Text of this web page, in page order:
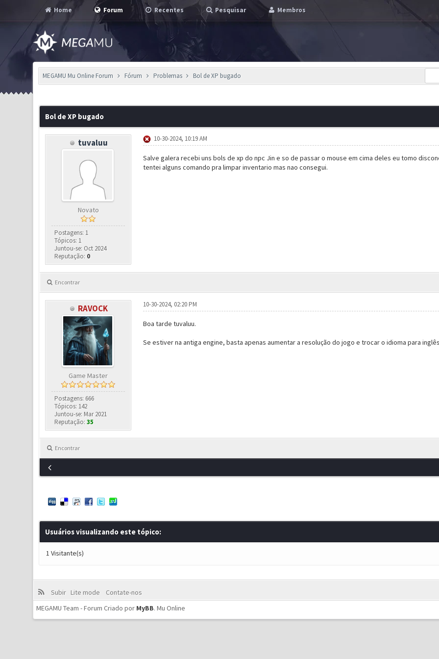
Home Forum Recentes Pesquisar Membros
MEGAMU Mu Online Forum Fórum Problemas Bol de XP bugado
Bol de XP bugado
tuvaluu
Novato
Postagens: 1
Tópicos: 1
Juntou-se: Oct 2024
Reputação: 0
10-30-2024, 10:19 AM
Salve galera recebi uns bols de xp do npc Jin e so de passar o mouse em cima deles eu tomo
tentei alguns comando pra limpar inventario mas nao consegui.
Encontrar
RAVOCK
Game Master
Postagens: 666
Tópicos: 142
Juntou-se: Mar 2021
Reputação:35
10-30-2024, 02:20 PM
Boa tarde tuvaluu.
Se estiver na antiga engine, basta apenas aumentar a resolução do jogo e trocar o idioma para
Encontrar
Usuários visualizando este tópico:
1 Visitante(s)
Subir Lite mode
Contate-nos
MEGAMU Team - Forum Criado por MyBB.Mu Online